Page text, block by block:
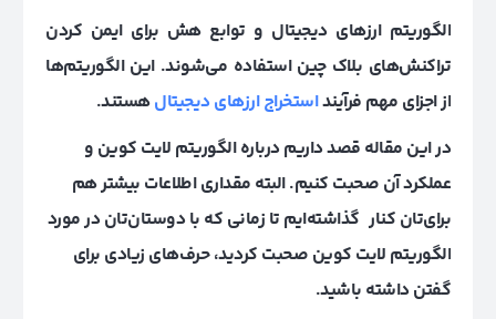
الگوریتم ارزهای دیجیتال و توابع هش برای ایمن کردن
تراکنش‌های بلاک چین استفاده می‌شوند. این الگوریتم‌ها
از اجزای مهم فرآینداستخراج ارزهای دیجیتالهستند.
در این مقاله قصد داریم درباره الگوریتم لایت کوین و
عملکرد آن صحبت کنیم. البته مقداری اطلاعات بیشتر هم
برای‌تان کنار گذاشته‌ایم تا زمانی که با دوستان‌تان در مورد
الگوریتم لایت کوین صحبت کردید، حرف‌های زیادی برای
گفتن داشته باشید.